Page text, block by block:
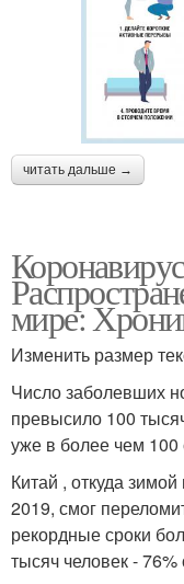
читать дальше →
мире:
Изменить размер
Число заболевших
превысило 100
уже в более чем 100
Китай , откуда
2019, смог
рекордные сроки
тысяч человек -